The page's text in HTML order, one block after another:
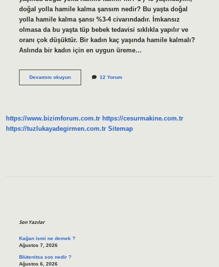
doğal yolla hamile kalma şansım nedir? Bu yaşta doğal
yolla hamile kalma şansı %3-4 civarındadır. İmkansız
olmasa da bu yaşta tüp bebek tedavisi sıklıkla yapılır ve
oranı çok düşüktür. Bir kadın kaç yaşında hamile kalmalı?
Aslında bir kadın için en uygun üreme…
Devamını okuyunKadınlarda
12 Yorum
https://www.bizimforum.com.tr https://cesurmakine.com.tr
https://tuzlukayadegirmen.com.tr Sitemap
Son Yazılar
Kağan ismi ne demek ?
Ağustos 7, 2026
Blütenitsa sos nedir ?
Ağustos 6, 2026